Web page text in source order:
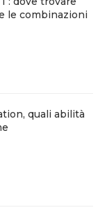
le combinazioni
quali abilità